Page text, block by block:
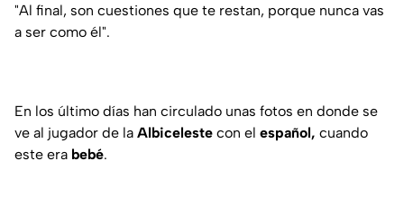
"Al final, son cuestiones que te restan, porque nunca vas
a ser como él".
En los último días han circulado unas fotos en donde se
ve al jugador de la Albiceleste con el español, cuando
este era bebé.